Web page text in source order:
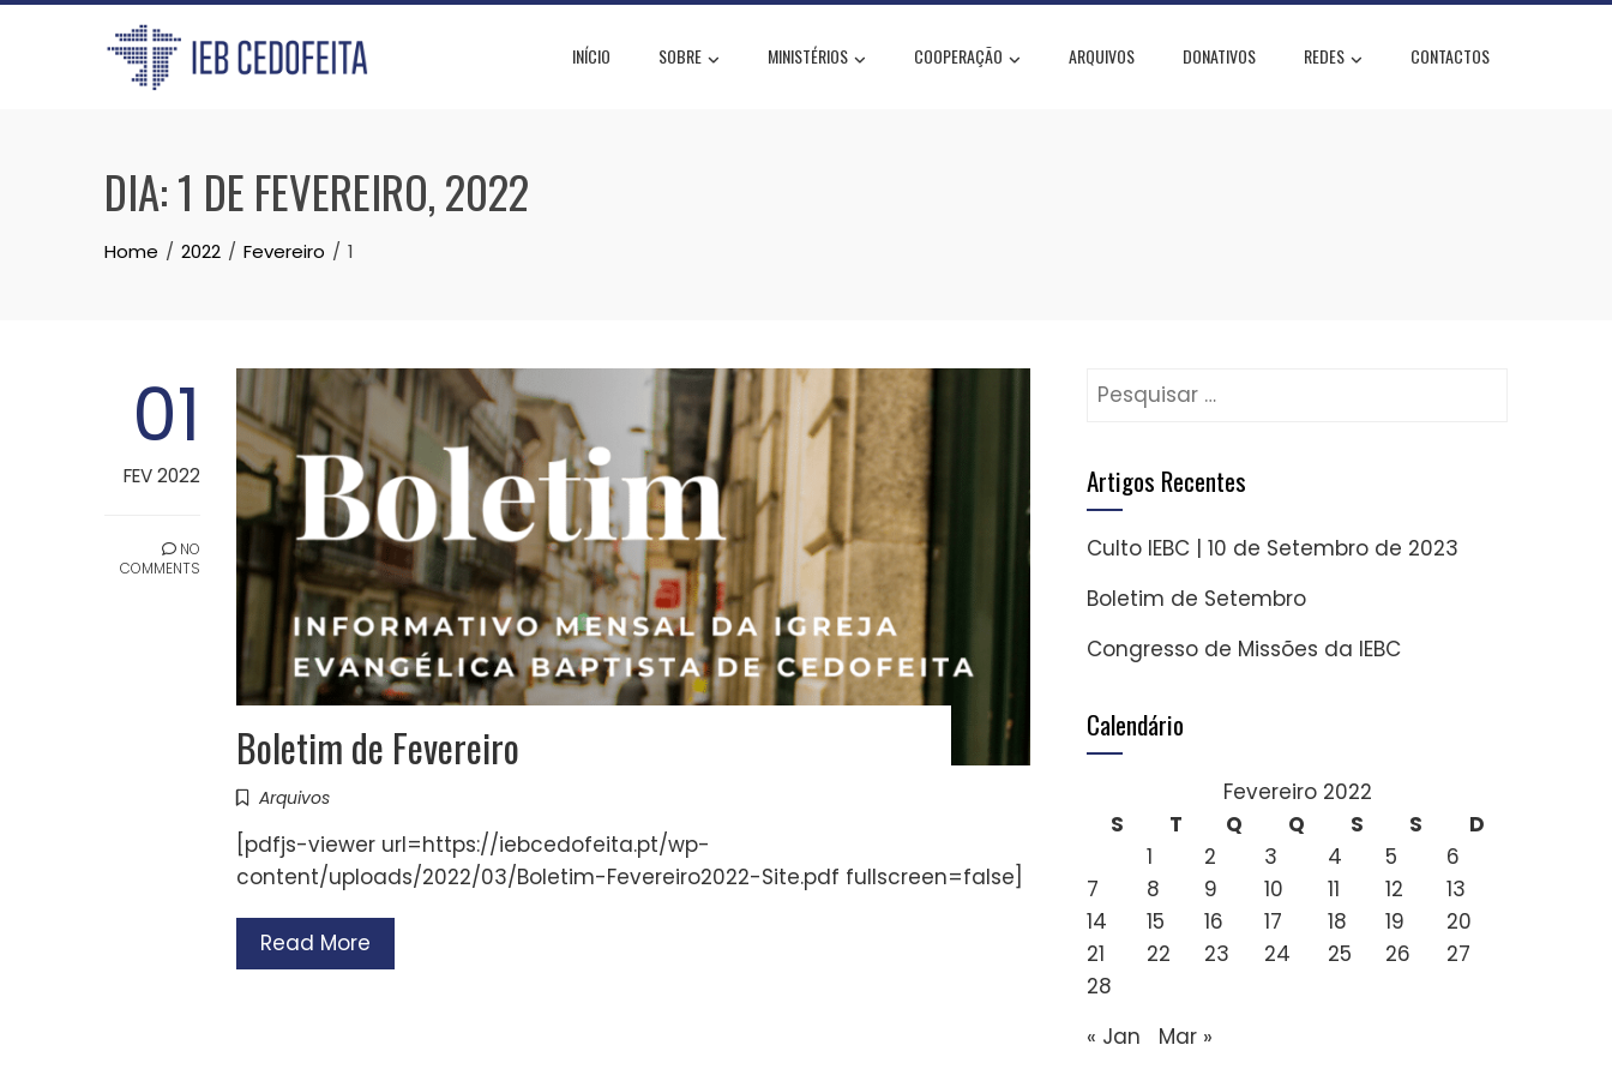
Skip
INÍCIO SOBRE MINISTÉRIOS COOPERAÇÃO ARQUIVOS DONATIVOS REDES CONTACTOS
DIA:1 DE FEVEREIRO, 2022
Home 2022 Fevereiro 1
01
FEV 2022
NO
COMMENTS
Boletim de Fevereiro
Arquivos
[pdfjs-viewer url=https://iebcedofeita.pt/wp-
content/uploads/2022/03/Boletim-Fevereiro2022-Site.pdf fullscreen=false]
Read More
Pesquisar
Artigos Recentes
Culto IEBC | 10 de Setembro de 2023
Boletim de Setembro
Congresso de Missões da IEBC
Calendário
Fevereiro 2022
S
T Q Q S S
D
1
2 3 4 5
6
7
8 9 10 11 12
13
14
15 16 17 18 19
20
21
22 23 24 25 26
27
28
« Jan
Mar »